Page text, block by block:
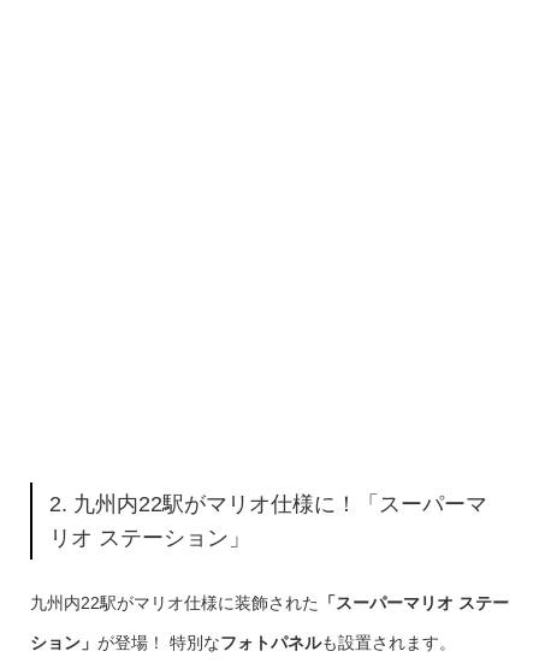
2. 九州内22駅がマリオ仕様に！「スーパーマ
リオ ステーション」
九州内22駅がマリオ仕様に装飾された 「スーパーマリオ ステー
ション」 が登場！ 特別なフォトパネルも設置されます。